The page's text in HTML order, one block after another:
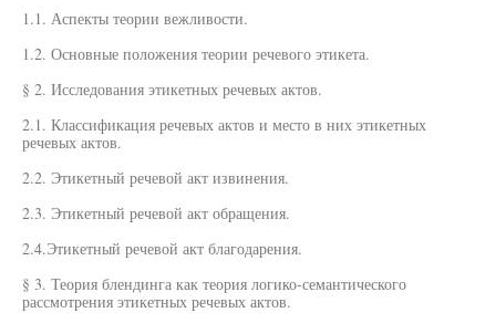
1.1. Аспекты теории вежливости.
1.2. Основные положения теории речевого этикета.
§ 2. Исследования этикетных речевых актов.
2.1. Классификация речевых актов и место в них этикетных
речевых актов.
2.2. Этикетный речевой акт извинения.
2.3. Этикетный речевой акт обращения.
2.4.Этикетный речевой акт благодарения.
§ 3. Теория блендинга как теория логико-семантического
рассмотрения этикетных речевых актов.